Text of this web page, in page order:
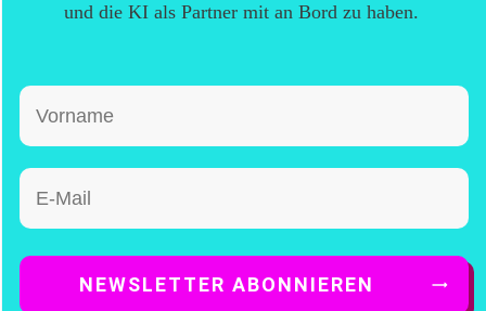
und die KI als Partner mit an Bord zu haben.
NEWSLETTER ABONNIEREN